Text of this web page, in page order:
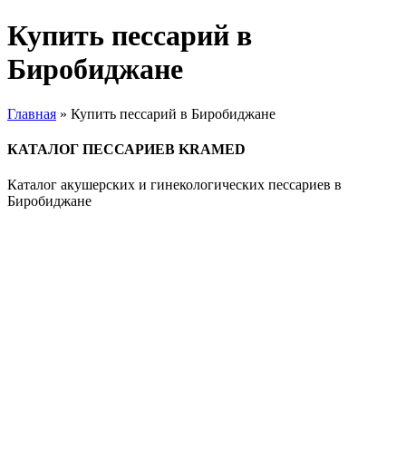
Купить пессарий в
Биробиджане
Главная » Купить пессарий в Биробиджане
КАТАЛОГ ПЕССАРИЕВ KRAMED
Каталог акушерских и гинекологических пессариев в
Биробиджане